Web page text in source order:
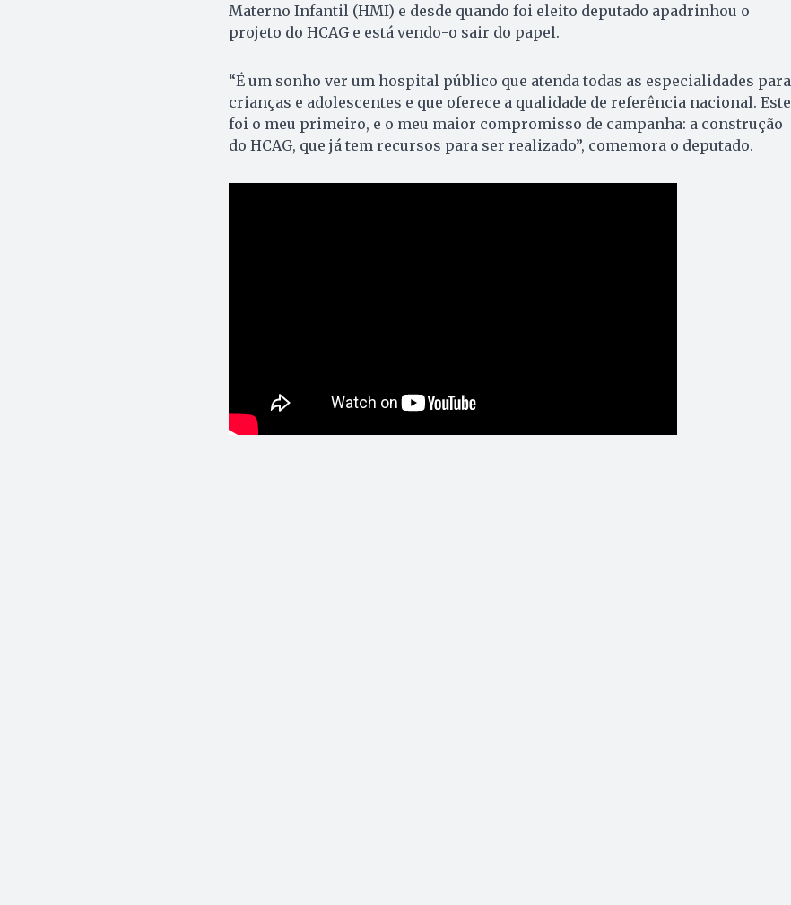
Materno Infantil (HMI) e desde quando foi eleito deputado apadrinhou o
projeto do HCAG e está vendo-o sair do papel.
“É um sonho ver um hospital público que atenda todas as especialidades para
crianças e adolescentes e que oferece a qualidade de referência nacional. Este
foi o meu primeiro, e o meu maior compromisso de campanha: a construção
do HCAG, que já tem recursos para ser realizado”, comemora o deputado.